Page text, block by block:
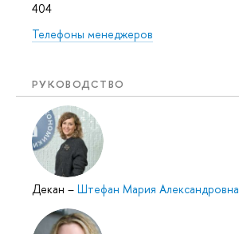
404
Телефоны менеджеров
РУКОВОДСТВО
Декан – Штефан Мария Александровна